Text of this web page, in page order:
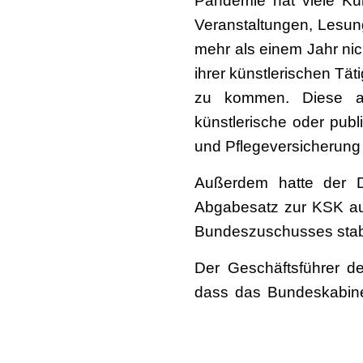
Veranstaltungen,
mehr als einem Jahr
ihrer künstlerischen
zu kommen. Diese
künstlerische oder
und
Außerdem hatte der
Abgabesatz zur KSK
Bundeszuschusses
Der Geschäftsführer
dass das